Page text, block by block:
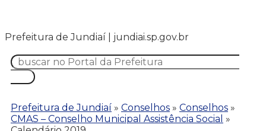
Prefeitura de Jundiaí | jundiai.sp.gov.br
Prefeitura de Jundiaí » Conselhos » Conselhos »
CMAS – Conselho Municipal Assistência Social »